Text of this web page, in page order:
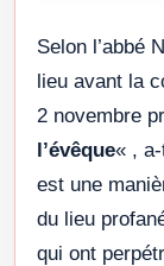
Selon l’abbé
lieu avant la
2 novembre
l’évêque« ,
est une
du lieu
qui ont